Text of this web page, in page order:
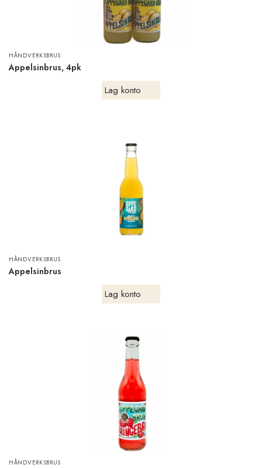
HÅNDVERKSBRUS
Appelsinbrus, 4pk
Lag konto
HÅNDVERKSBRUS
Appelsinbrus
Lag konto
HÅNDVERKSBRUS